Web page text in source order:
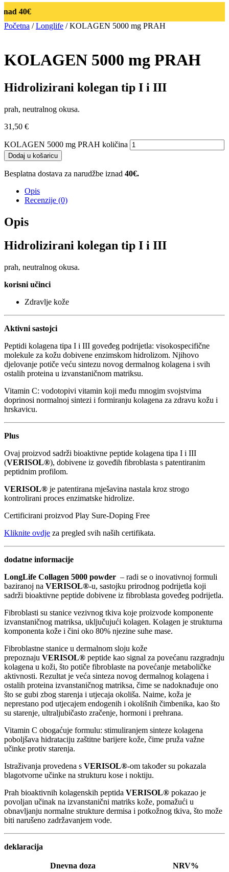
40€
Početna /Longlife / KOLAGEN 5000 mg PRAH
KOLAGEN 5000 mg PRAH
Hidrolizirani kolegan tip I i III
prah, neutralnog okusa.
31,50 €
KOLAGEN 5000 mg PRAH količina
Dodaj u košaricu
Besplatna dostava za narudžbe iznad 40€.
Opis
Recenzije (0)
Opis
Hidrolizirani kolegan tip I i III
prah, neutralnog okusa.
korisni učinci
Zdravlje kože
Aktivni sastojci
Peptidi kolagena tipa I i III goveđeg podrijetla: visokospecifične
molekule za kožu dobivene enzimskom hidrolizom. Njihovo
djelovanje potiče veću sintezu novog dermalnog kolagena i svih
ostalih proteina u izvanstaničnom matriksu.
Vitamin C: vodotopivi vitamin koji među mnogim svojstvima
doprinosi normalnoj sintezi i formiranju kolagena za zdravu kožu i
hrskavicu.
Plus
Ovaj proizvod sadrži bioaktivne peptide kolagena tipa I i III
(VERISOL®), dobivene iz goveđih fibroblasta s patentiranim
peptidnim profilom.
VERISOL® je patentirana mješavina nastala kroz strogo
kontrolirani proces enzimatske hidrolize.
Certificirani proizvod Play Sure-Doping Free
Kliknite ovdje za pregled svih naših certifikata.
dodatne informacije
LongLife Collagen 5000 powder – radi se o inovativnoj formuli
baziranoj na VERISOL®-u, sastojku prirodnog podrijetla koji
sadrži bioaktivne peptide dobivene iz fibroblasta goveđeg podrijetla.
Fibroblasti su stanice vezivnog tkiva koje proizvode komponente
izvanstaničnog matriksa, uključujući kolagen. Kolagen je strukturna
komponenta kože i čini oko 80% njezine suhe mase.
Fibroblastne stanice u dermalnom sloju kože
prepoznaju VERISOL® peptide kao signal za povećanu razgradnju
kolagena u koži, što potiče fibroblaste na povećanje metaboličke
aktivnosti. Rezultat je veća sinteza novog dermalnog kolagena i
ostalih proteina izvanstaničnog matriksa, čime se nadoknađuje ono
što se gubi zbog starenja i utjecaja okoliša. Naime, koža je
neprestano pod utjecajem endogenih i okolišnih čimbenika, kao što
su starenje, ultraljubičasto zračenje, hormoni i prehrana.
Vitamin C obogaćuje formulu: stimuliranjem sinteze kolagena
poboljšava hidrataciju zaštitne barijere kože, čime pruža važne
učinke protiv starenja.
Istraživanja provedena s VERISOL®-om također su pokazala
blagotvorne učinke na strukturu kose i noktiju.
Prah bioaktivnih kolagenskih peptida VERISOL® pokazao je
povoljan učinak na izvanstanični matriks kože, pomažući u
obnavljanju normalne strukture dermisa i potkožnog tkiva, što može
biti narušeno zadržavanjem vode.
deklaracija
Dnevna doza
NRV%